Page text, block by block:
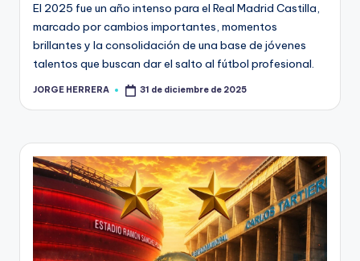
El 2025 fue un año intenso para el Real Madrid Castilla,
marcado por cambios importantes, momentos
brillantes y la consolidación de una base de jóvenes
talentos que buscan dar el salto al fútbol profesional.
JORGE HERRERA 31 de diciembre de 2025